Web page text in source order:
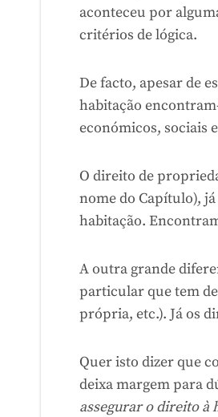
aconteceu por
critérios de lógica.
De facto, apesar de
habitação
económicos, sociais
O direito de
nome do Capítulo),
habitação.
A outra grande
particular que tem
própria, etc.). Já os
Quer isto dizer que
deixa margem para
assegurar o direito à